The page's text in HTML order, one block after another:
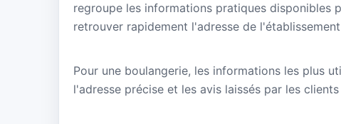
regroupe les informations pratiques disponibles
retrouver rapidement l'adresse de
Pour une boulangerie, les informations les plus
l'adresse précise et les avis laissés par les